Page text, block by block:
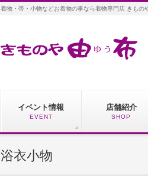
着物・帯・小物などお着物の事なら着物専門店 きもの
イベント情報
EVENT
店舗紹介
SHOP
浴衣小物